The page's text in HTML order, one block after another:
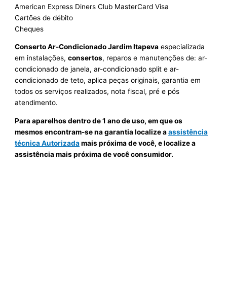
American Express Diners Club MasterCard Visa
Cartões de débito
Cheques
Conserto Ar-Condicionado Jardim Itapeva especializada
em instalações,consertos, reparos e manutenções de: ar-
condicionado de janela, ar-condicionado split e ar-
condicionado de teto, aplica peças originais, garantia em
todos os serviços realizados, nota fiscal, pré e pós
atendimento.
Para aparelhos dentro de 1 ano de uso, em que os
mesmos encontram-se na garantia localize aassistência
técnica Autorizadamais próxima de você, e localize a
assistência mais próxima de você consumidor.